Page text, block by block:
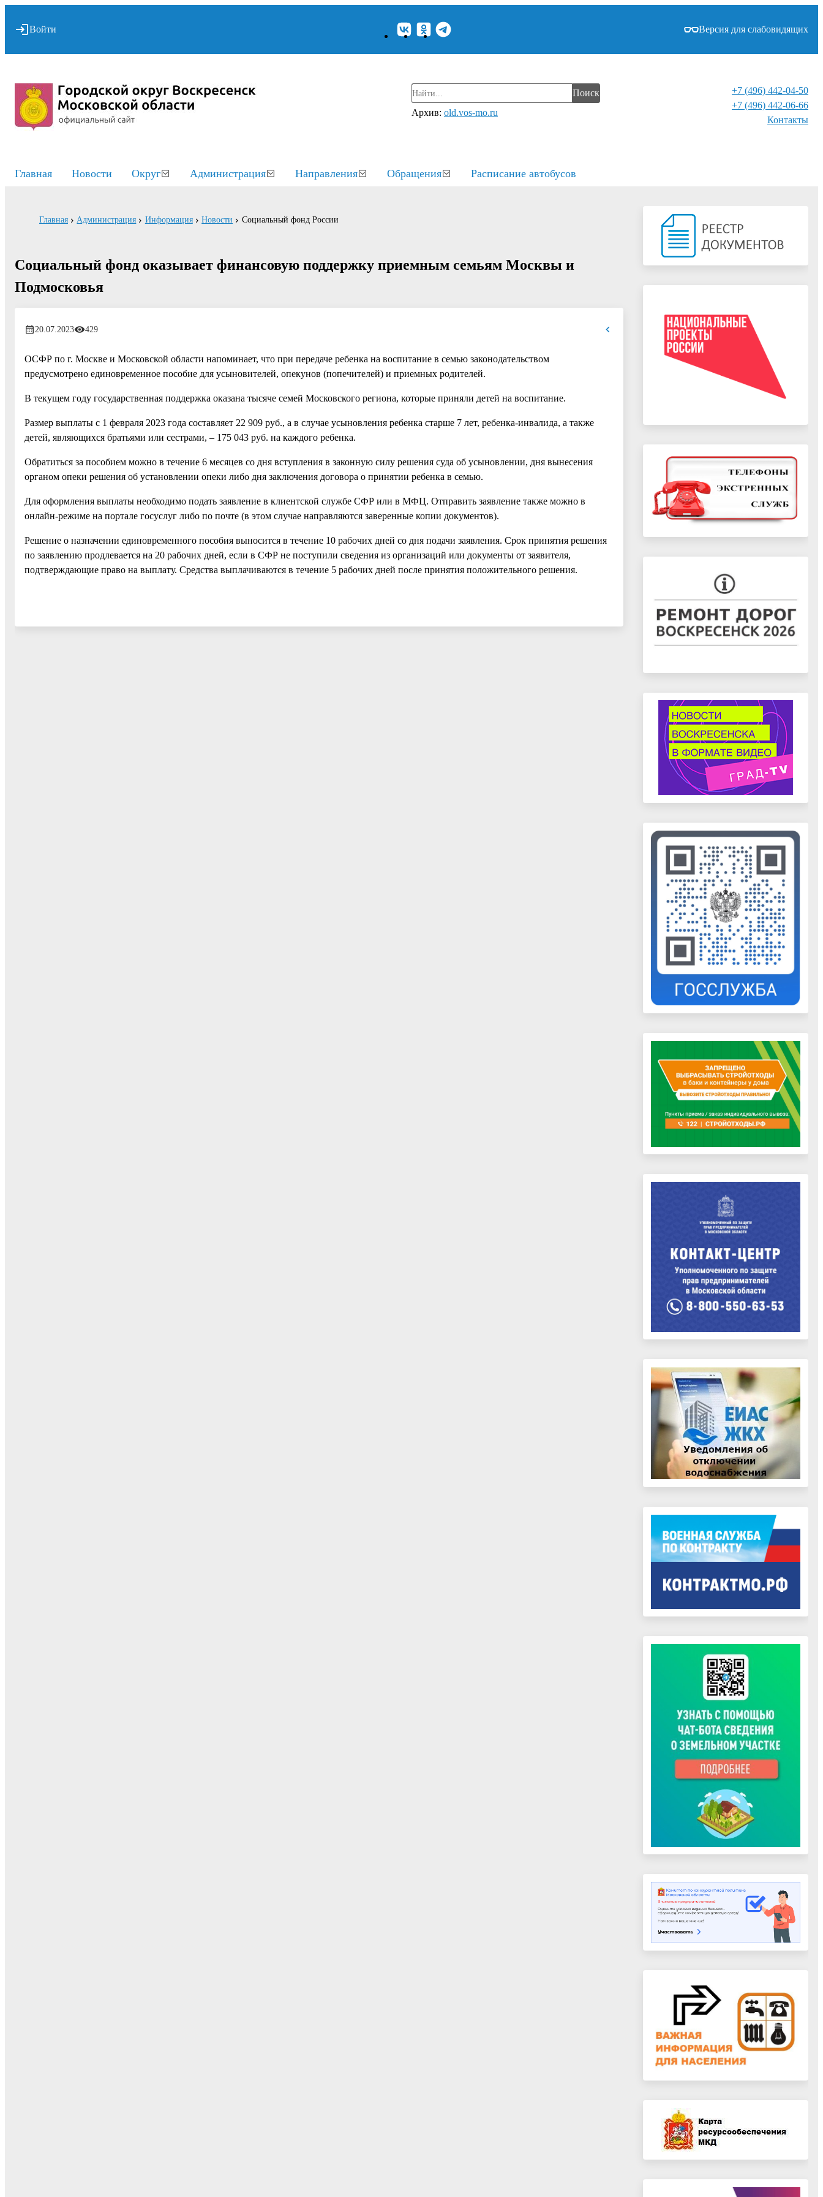
Войти Версия для слабовидящих
Поиск
Архив: old.vos-mo.ru
+7 (496) 442-04-50
+7 (496) 442-06-66
Контакты⁠
Главная Новости Округ Администрация Направления Обращения Расписание автобусов
Главная Администрация Информация Новости Социальный фонд России
Социальный фонд оказывает финансовую поддержку приемным семьям Москвы и
Подмосковья
20.07.2023 429
ОСФР по г. Москве и Московской области напоминает, что при передаче ребенка на воспитание в семью законодательством
предусмотрено единовременное пособие для усыновителей, опекунов (попечителей) и приемных родителей.
В текущем году государственная поддержка оказана тысяче семей Московского региона, которые приняли детей на воспитание.
Размер выплаты с 1 февраля 2023 года составляет 22 909 руб., а в случае усыновления ребенка старше 7 лет, ребенка-инвалида, а также
детей, являющихся братьями или сестрами, – 175 043 руб. на каждого ребенка.
Обратиться за пособием можно в течение 6 месяцев со дня вступления в законную силу решения суда об усыновлении, дня вынесения
органом опеки решения об установлении опеки либо дня заключения договора о принятии ребенка в семью.
Для оформления выплаты необходимо подать заявление в клиентской службе СФР или в МФЦ. Отправить заявление также можно в
онлайн-режиме на портале госуслуг либо по почте (в этом случае направляются заверенные копии документов).
Решение о назначении единовременного пособия выносится в течение 10 рабочих дней со дня подачи заявления. Срок принятия решения
по заявлению продлевается на 20 рабочих дней, если в СФР не поступили сведения из организаций или документы от заявителя,
подтверждающие право на выплату. Средства выплачиваются в течение 5 рабочих дней после принятия положительного решения.